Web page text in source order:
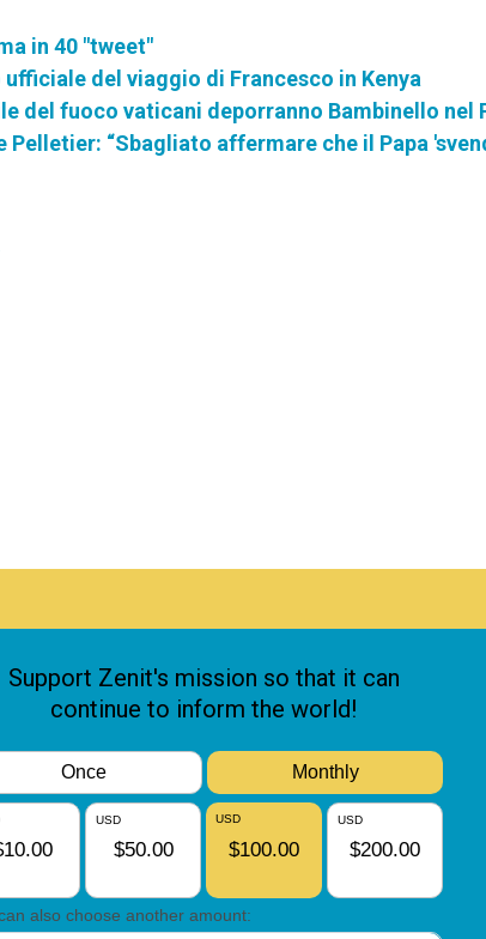
in 40 "tweet"
del viaggio di Francesco in Kenya
del fuoco vaticani deporranno Bambinello nel
“Sbagliato affermare che il Papa